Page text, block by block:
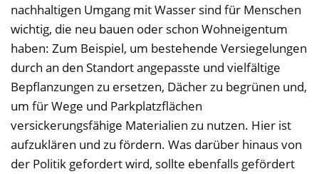
nachhaltigen Umgang mit Wasser sind für Menschen
wichtig, die neu bauen oder schon Wohneigentum
haben: Zum Beispiel, um bestehende Versiegelungen
durch an den Standort angepasste und vielfältige
Bepflanzungen zu ersetzen, Dächer zu begrünen und,
um für Wege und Parkplatzflächen
versickerungsfähige Materialien zu nutzen. Hier ist
aufzuklären und zu fördern. Was darüber hinaus von
der Politik gefordert wird, sollte ebenfalls gefördert